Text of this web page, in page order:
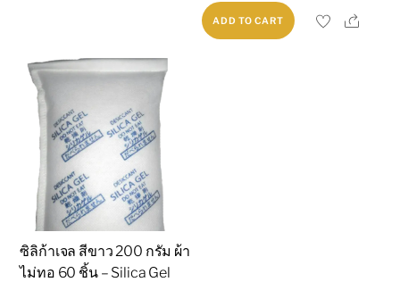
ADD TO CART Share
ซิลิก้าเจล สีขาว 200 กรัม ผ้า
ไม่ทอ 60 ชิ้น – Silica Gel